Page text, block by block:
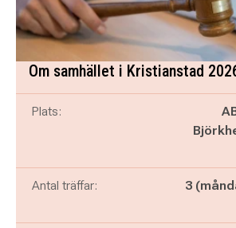
Om samhället i Kristianstad
Plats:
Antal träffar:
3